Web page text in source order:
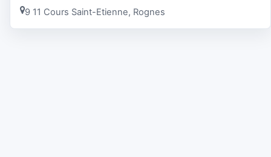
9 11 Cours Saint-Etienne, Rognes